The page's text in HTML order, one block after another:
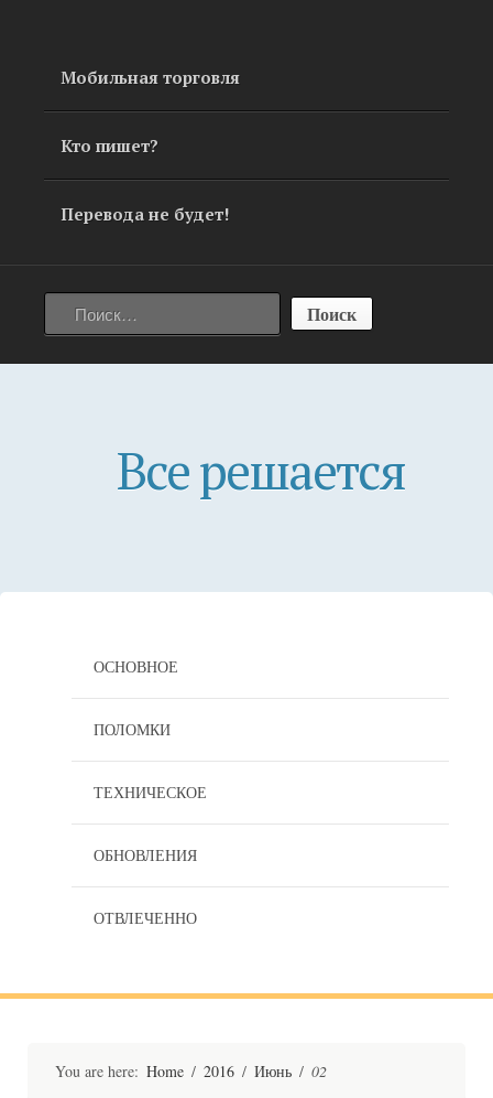
Мобильная торговля
Кто пишет?
Перевода не будет!
Найти:
Все решается
ОСНОВНОЕ
ПОЛОМКИ
ТЕХНИЧЕСКОЕ
ОБНОВЛЕНИЯ
ОТВЛЕЧЕННО
You are here: Home / 2016 / Июнь / 02